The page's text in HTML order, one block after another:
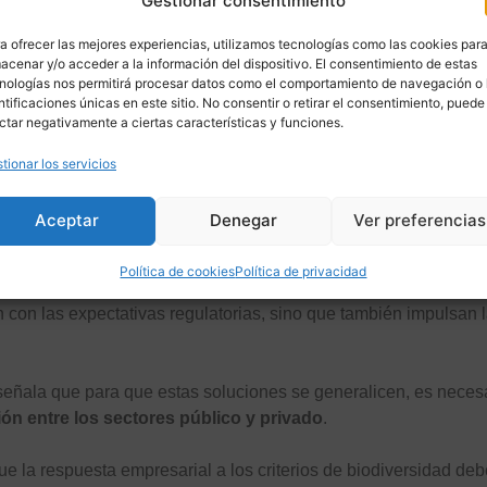
ofrecer las mejores experiencias, utilizamos tecnologías como las cookies para
y/o acceder a la información del dispositivo. El consentimiento de estas
nos permitirá procesar datos como el comportamiento de navegación o
únicas en este sitio. No consentir o retirar el consentimiento, puede
negativamente a ciertas características y funciones.
los servicios
Aceptar Denegar Ver preferencias
Política de cookiesPolítica de privacidad
ecológica, donde las empresas colaboran con
ecosistemas y asegurar la sostenibilidad de los recursos
sosteniblesson algunos ejemplos de iniciativas
un ejemplo claro de cómo las empresas deben integrar
contando para ello con expertos en la materia.
, como el uso de tecnologías de
con las expectativas regulatorias, sino que también impulsan
que para que estas soluciones se generalicen, es
entre los sectores público y privado.
la respuesta empresarial a los criterios de biodiversidad